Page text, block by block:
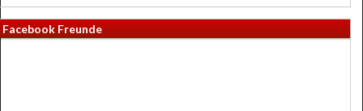
Facebook Freunde